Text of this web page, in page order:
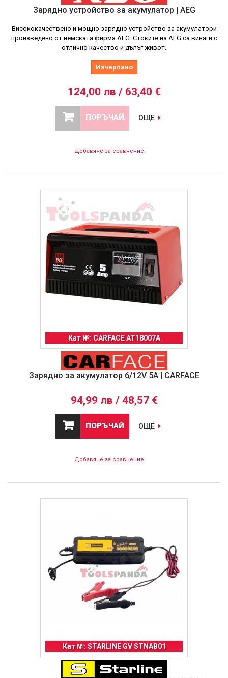
Зарядно устройство за акумулатор | AEG
Висококачествено и мощно зарядно устройство за акумулатори
произведено от немската фирма AEG. Стоките на AEG са винаги с
отлично качество и дълъг живот.
Изчерпано
124,00 лв / 63,40 €
ПОРЪЧАЙ ОЩЕ
Добавяне за сравнение
Кат №: CARFACE AT18007A
Зарядно за акумулатор 6/12V 5A | CARFACE
94,99 лв / 48,57 €
ПОРЪЧАЙ ОЩЕ
Добавяне за сравнение
Кат №: STARLINE GV STNAB01